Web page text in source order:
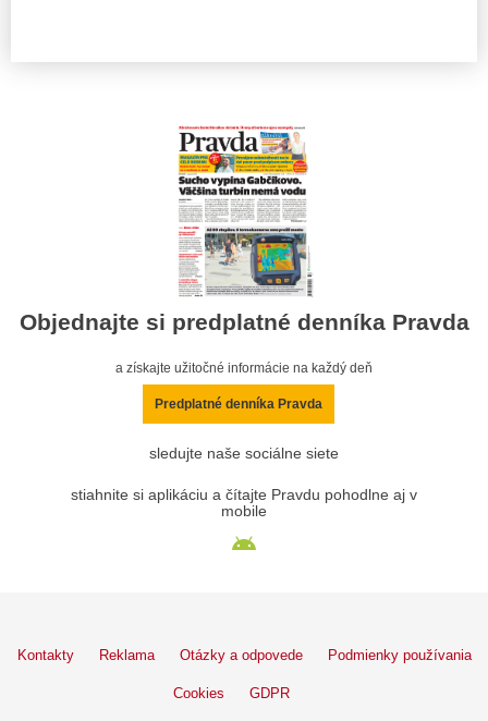
Objednajte si predplatné denníka Pravda
a získajte užitočné informácie na každý deň
Predplatné denníka Pravda
sledujte naše sociálne siete
stiahnite si aplikáciu a čítajte Pravdu pohodlne aj v
mobile
Kontakty Reklama Otázky a odpovede Podmienky používania
Cookies GDPR